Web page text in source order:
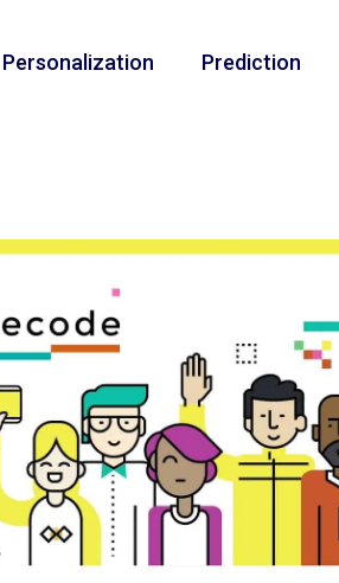
Personalization Prediction
Research